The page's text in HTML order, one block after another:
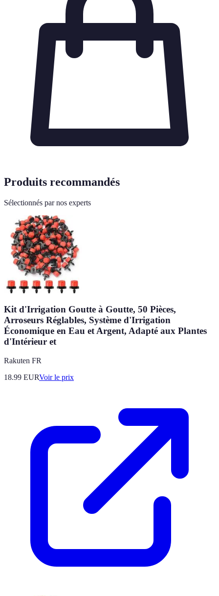
Produits recommandés
Sélectionnés par nos experts
Kit d'Irrigation Goutte à Goutte, 50 Pièces,
Arroseurs Réglables, Système d'Irrigation
Économique en Eau et Argent, Adapté aux Plantes
d'Intérieur et
Rakuten FR
18.99 EURVoir le prix